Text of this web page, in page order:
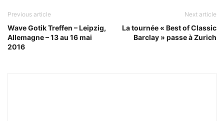
Previous article
Wave Gotik Treffen – Leipzig,
Allemagne – 13 au 16 mai
2016
Next article
La tournée « Best of Classic
Barclay » passe à Zurich